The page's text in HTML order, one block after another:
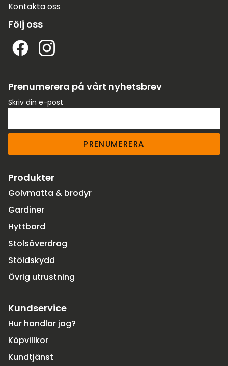
Kontakta oss
Följ oss
Prenumerera på vårt nyhetsbrev
Skriv din e-post
PRENUMERERA
Produkter
Golvmatta & brodyr
Gardiner
Hyttbord
Stolsöverdrag
Stöldskydd
Övrig utrustning
Kundservice
Hur handlar jag?
Köpvillkor
Kundtjänst